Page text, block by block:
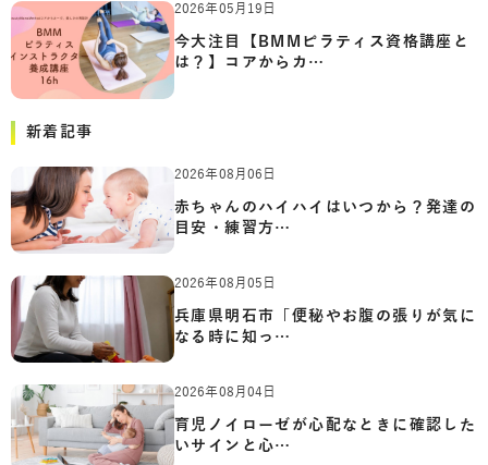
2026年05月19日
今大注目【BMMピラティス資格講座と
は？】コアからカ…
新着記事
2026年08月06日
赤ちゃんのハイハイはいつから？発達の
目安・練習方…
2026年08月05日
兵庫県明石市「便秘やお腹の張りが気に
なる時に知っ…
2026年08月04日
育児ノイローゼが心配なときに確認した
いサインと心…